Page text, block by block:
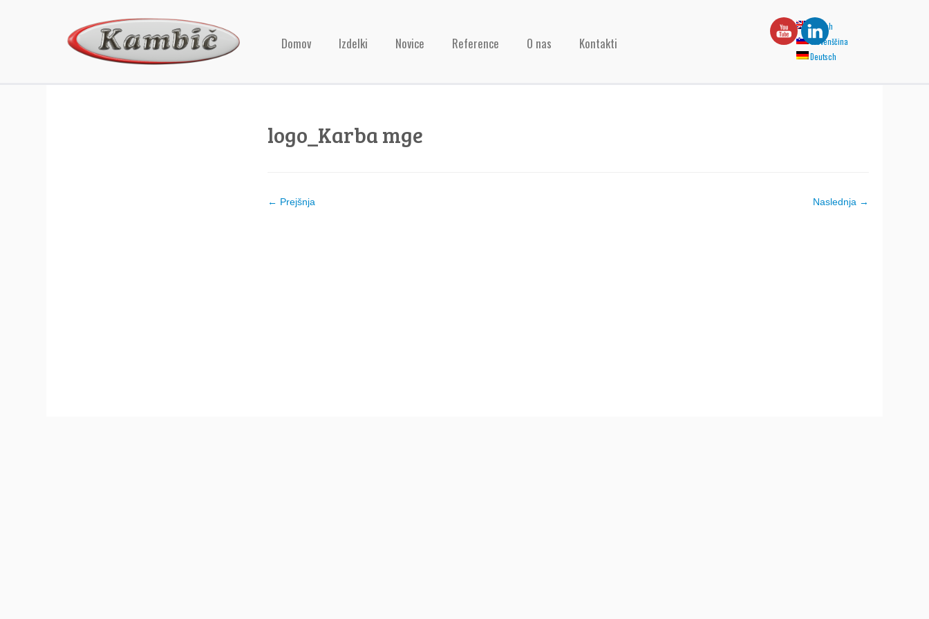
English
Slovenščina
Deutsch
Domov Izdelki Novice Reference O nas Kontakti
logo_Karba mge
← Prejšnja Naslednja →